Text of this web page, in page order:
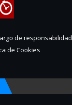
de responsabilidad
de Cookies